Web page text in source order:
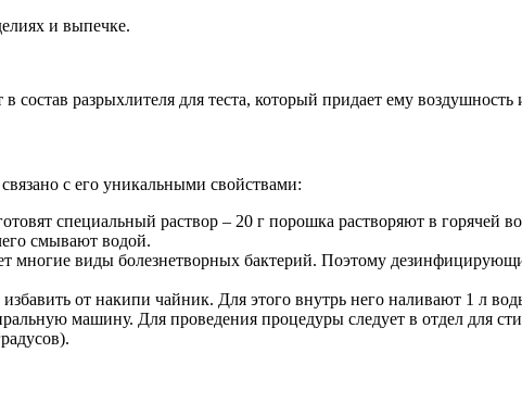
и выпечке.
состав разрыхлителя для теста, который придает ему
с его уникальными свойствами:
специальный раствор – 20 г порошка растворяют в горячей
смывают водой.
многие виды болезнетворных бактерий. Поэтому
от накипи чайник. Для этого внутрь него наливают 1 л
машину. Для проведения процедуры следует в отдел для